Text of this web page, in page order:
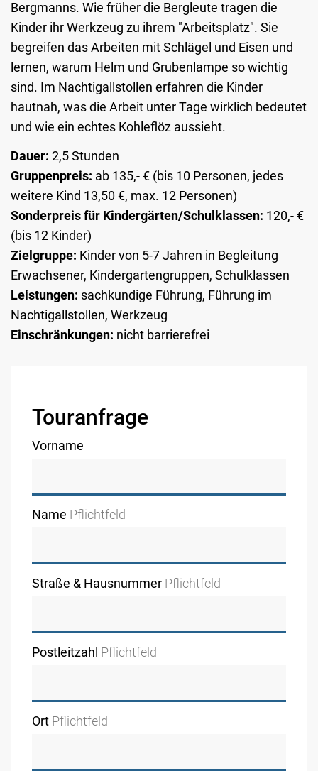
Bergmanns. Wie früher die Bergleute tragen die
Kinder ihr Werkzeug zu ihrem "Arbeitsplatz". Sie
begreifen das Arbeiten mit Schlägel und Eisen und
lernen, warum Helm und Grubenlampe so wichtig
sind. Im Nachtigallstollen erfahren die Kinder
hautnah, was die Arbeit unter Tage wirklich bedeutet
und wie ein echtes Kohleflöz aussieht.
Dauer: 2,5 Stunden
Gruppenpreis: ab 135,- € (bis 10 Personen, jedes
weitere Kind 13,50 €, max. 12 Personen)
Sonderpreis für Kindergärten/Schulklassen: 120,- €
(bis 12 Kinder)
Zielgruppe: Kinder von 5-7 Jahren in Begleitung
Erwachsener, Kindergartengruppen, Schulklassen
Leistungen: sachkundige Führung, Führung im
Nachtigallstollen, Werkzeug
Einschränkungen: nicht barrierefrei
Touranfrage
Vorname
Name Pflichtfeld
Straße & Hausnummer Pflichtfeld
Postleitzahl Pflichtfeld
Ort Pflichtfeld